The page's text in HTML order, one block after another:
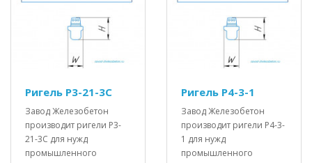
Ригель Р3-21-3С
Завод Железобетон
производит ригели Р3-
21-3С для нужд
промышленного
Ригель Р4-3-1
Завод Железобетон
производит ригели Р4-3-
1 для нужд
промышленного